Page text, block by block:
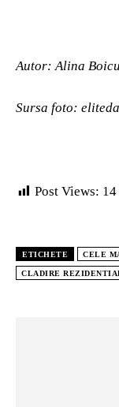
Autor: Alina Boicu
Sursa foto:
Post Views: 14
ETICHETE CELE
CLADIRE